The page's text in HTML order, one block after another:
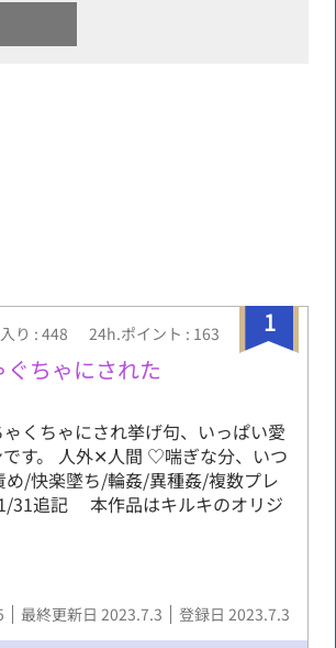
1
り : 448 24h.ポイント : 163
ちゃにされた
くちゃにされ挙げ句、いっぱい愛
す。 人外✕人間 ♡喘ぎな分、いつ
/快楽墜ち/輪姦/異種姦/複数プレ
31追記 本作品はキルキのオリジ
最終更新日 2023.7.3 登録日 2023.7.3